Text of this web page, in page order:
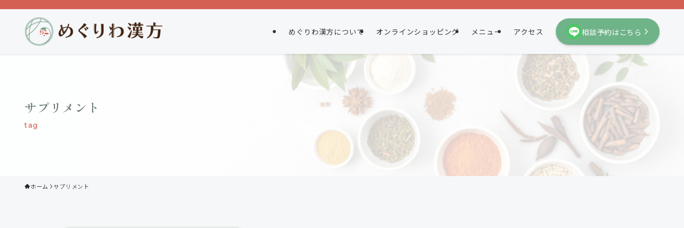
めぐりわ漢方について オンラインショッピング メニュー アクセス 相談予約はこちら
サプリメント
tag
ホーム サプリメント